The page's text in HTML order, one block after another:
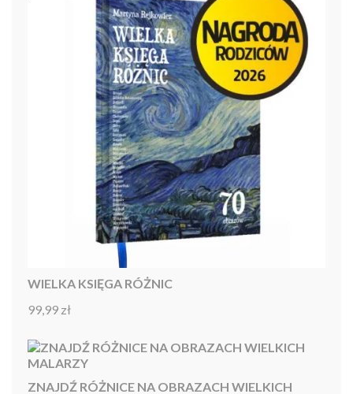
WIELKA KSIĘGA RÓŻNIC
Oceniono
99,99 zł
ZNAJDŹ RÓŻNICE NA OBRAZACH WIELKICH